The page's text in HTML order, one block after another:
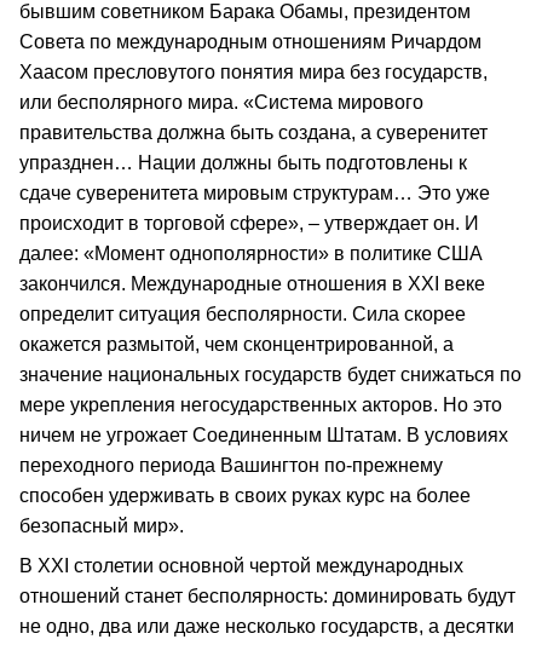
бывшим советником Барака Обамы, президентом
Совета по международным отношениям Ричардом
Хаасом пресловутого понятия мира без государств,
или бесполярного мира. «Система мирового
правительства должна быть создана, а суверенитет
упразднен… Нации должны быть подготовлены к
сдаче суверенитета мировым структурам… Это уже
происходит в торговой сфере», – утверждает он. И
далее: «Момент однополярности» в политике США
закончился. Международные отношения в XXI веке
определит ситуация бесполярности. Сила скорее
окажется размытой, чем сконцентрированной, а
значение национальных государств будет снижаться по
мере укрепления негосударственных акторов. Но это
ничем не угрожает Соединенным Штатам. В условиях
переходного периода Вашингтон по-прежнему
способен удерживать в своих руках курс на более
безопасный мир».
В XXI столетии основной чертой международных
отношений станет бесполярность: доминировать будут
не одно, два или даже несколько государств, а десятки